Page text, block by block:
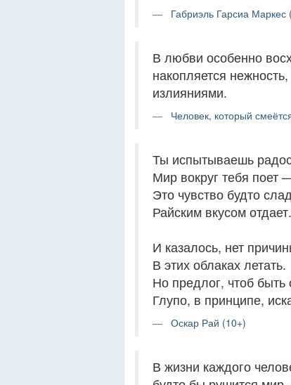
Габриэль Гарсиа Маркес
В любви особенно
накопляется
излияниями.
Человек, который
Ты испытываешь
Мир вокруг тебя поет
Это чувство будто
Райским вкусом отдает.
И казалось, нет
В этих облаках летать.
Но предлог, чтоб быть
Глупо, в принципе,
Оскар Рай (10+)
В жизни каждого